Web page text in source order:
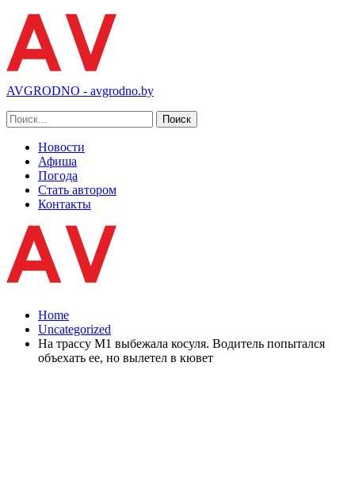
AVGRODNO - avgrodno.by
Новости
Афиша
Погода
Стать автором
Контакты
Home
Uncategorized
На трассу М1 выбежала косуля. Водитель попытался
объехать ее, но вылетел в кювет